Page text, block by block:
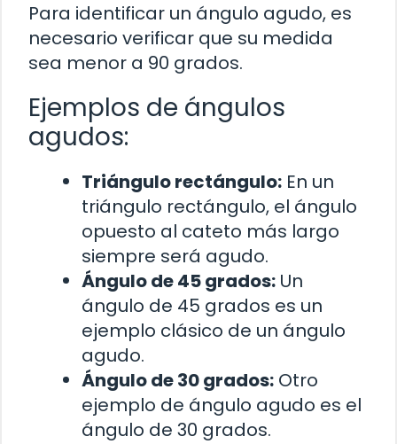
Para identificar un ángulo agudo, es
necesario verificar que su medida
sea menor a 90 grados.
Ejemplos de ángulos
agudos:
Triángulo rectángulo: En un
triángulo rectángulo, el ángulo
opuesto al cateto más largo
siempre será agudo.
Ángulo de 45 grados: Un
ángulo de 45 grados es un
ejemplo clásico de un ángulo
agudo.
Ángulo de 30 grados: Otro
ejemplo de ángulo agudo es el
ángulo de 30 grados.